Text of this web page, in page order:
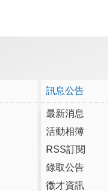
訊息公告
最新消息
活動相簿
RSS訂閱
錄取公告
徵才資訊